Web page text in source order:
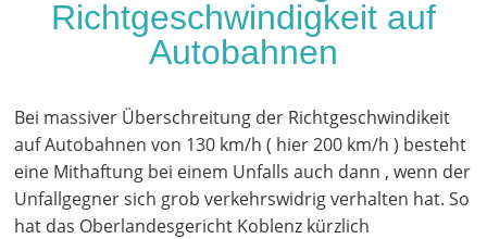
Richtgeschwindigkeit auf
Autobahnen
Bei massiver Überschreitung der Richtgeschwindikeit
auf Autobahnen von 130 km/h ( hier 200 km/h ) besteht
eine Mithaftung bei einem Unfalls auch dann , wenn der
Unfallgegner sich grob verkehrswidrig verhalten hat. So
hat das Oberlandesgericht Koblenz kürzlich